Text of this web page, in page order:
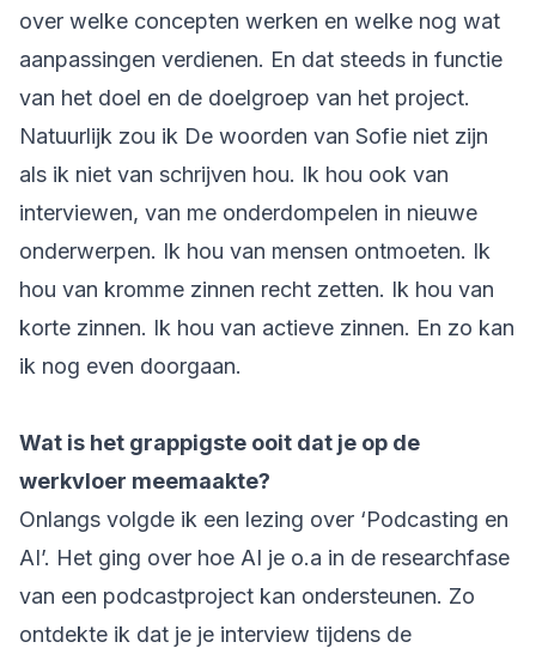
over welke concepten werken en welke nog wat
aanpassingen verdienen. En dat steeds in functie
van het doel en de doelgroep van het project.
Natuurlijk zou ik De woorden van Sofie niet zijn
als ik niet van schrijven hou. Ik hou ook van
interviewen, van me onderdompelen in nieuwe
onderwerpen. Ik hou van mensen ontmoeten. Ik
hou van kromme zinnen recht zetten. Ik hou van
korte zinnen. Ik hou van actieve zinnen. En zo kan
ik nog even doorgaan.
Wat is het grappigste ooit dat je op de
werkvloer meemaakte?
Onlangs volgde ik een lezing over ‘Podcasting en
AI’. Het ging over hoe AI je o.a in de researchfase
van een podcastproject kan ondersteunen. Zo
ontdekte ik dat je je interview tijdens de